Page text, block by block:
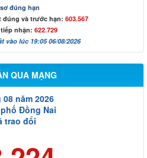
đúng hạn
đúng và trước hạn: 603.567
nhận: 622.729
vào lúc 19:05 06/08/2026
QUA MẠNG
năm 2026
Đồng Nai
trao đổi